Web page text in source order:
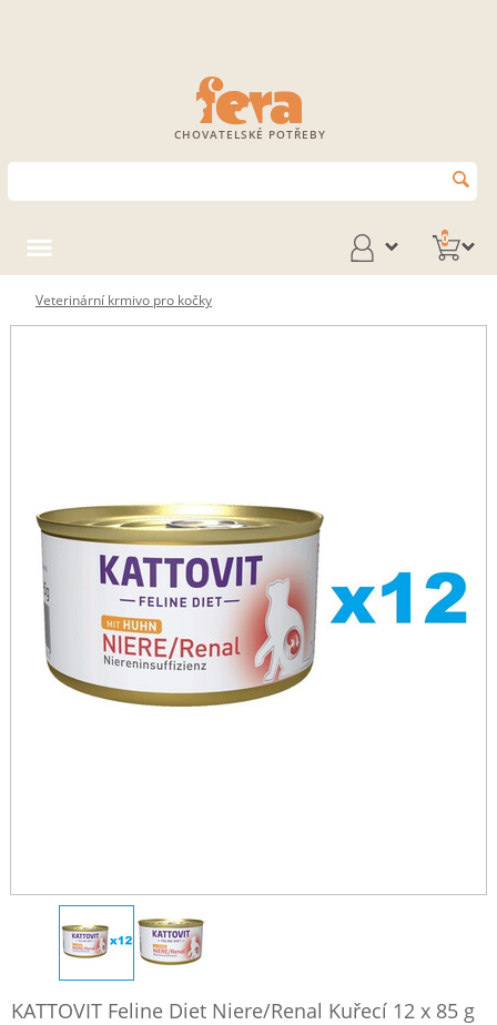
CHOVATELSKÉ POTŘEBY
0
Veterinární krmivo pro kočky
KATTOVIT Feline Diet Niere/Renal Kuřecí 12 x 85 g